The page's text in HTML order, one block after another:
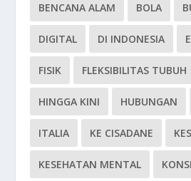
BENCANA ALAM BOLA
DIGITAL DI INDONESIA
FISIK FLEKSIBILITAS TUBUH
HINGGA KINI HUBUNGAN
ITALIA KE CISADANE
KESEHATAN MENTAL